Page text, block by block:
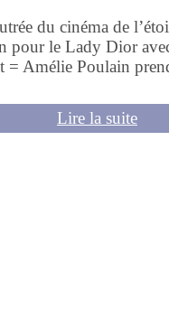
du cinéma de
pour le Lady Dior
Amélie Poulain
Lire la suite